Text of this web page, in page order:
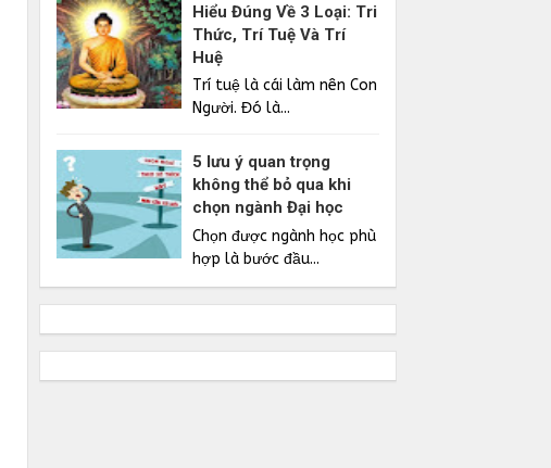
Hiểu Đúng Về 3 Loại: Tri
Thức, Trí Tuệ Và Trí
Huệ
Trí tuệ là cái làm nên Con
Người. Đó là...
5 lưu ý quan trọng
không thể bỏ qua khi
chọn ngành Đại học
Chọn được ngành học phù
hợp là bước đầu...